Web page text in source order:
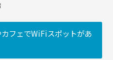
フェでWiFiスポットがあ